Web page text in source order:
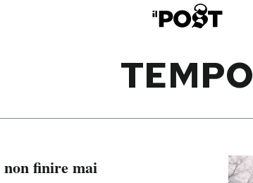
TEMPO
non finire mai